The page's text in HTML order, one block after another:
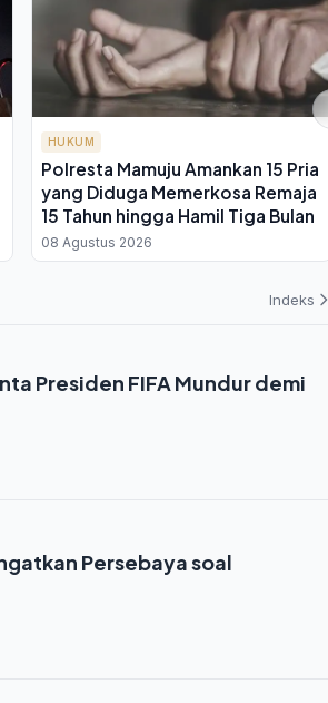
HUKUM
Polresta Mamuju Amankan 15 Pria
yang Diduga Memerkosa Remaja
15 Tahun hingga Hamil Tiga Bulan
08 Agustus 2026
Indeks
Presiden FIFA Mundur demi
Persebaya soal